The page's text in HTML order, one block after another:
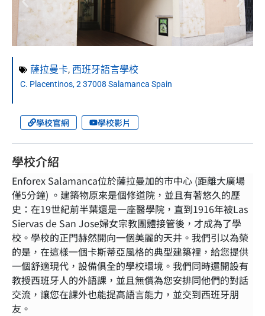
薩拉曼卡, 西班牙語言學校
C. Placentinos, 2 37008 Salamanca Spain
學校官網 學校影片
學校介紹
Enforex Salamanca位於薩拉曼加的巿中心 (距離大廣場
僅5分鐘) 。建築物原來是個修道院，並且有著悠久的歷
史：在19世紀前半葉還是一座醫學院，直到1916年被Las
Siervas de San Jose婦女宗教團體接管後，才成為了學
校。學校的正門赫然開向一個美麗的天井。我們引以為榮
的是，在這樣一個卡斯蒂亞風格的典型建築裡，給您提供
一個舒適現代，設備俱全的學校環境。我們同時還開設有
教授西班牙人的外語課，並且無償為您安排同他們的對話
交流，讓您在課外也能提高語言能力，並交到西班牙朋
友。